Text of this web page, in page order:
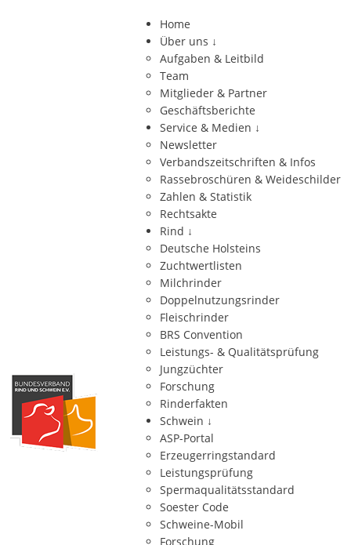
Home
Über uns ↓
Aufgaben & Leitbild
Team
Mitglieder & Partner
Geschäftsberichte
Service & Medien ↓
Newsletter
Verbandszeitschriften & Infos
Rassebroschüren & Weideschilder
Zahlen & Statistik
Rechtsakte
Rind ↓
Deutsche Holsteins
Zuchtwertlisten
Milchrinder
Doppelnutzungsrinder
Fleischrinder
BRS Convention
Leistungs- & Qualitätsprüfung
Jungzüchter
Forschung
Rinderfakten
Schwein ↓
ASP-Portal
Erzeugerringstandard
Leistungsprüfung
Spermaqualitätsstandard
Soester Code
Schweine-Mobil
Forschung